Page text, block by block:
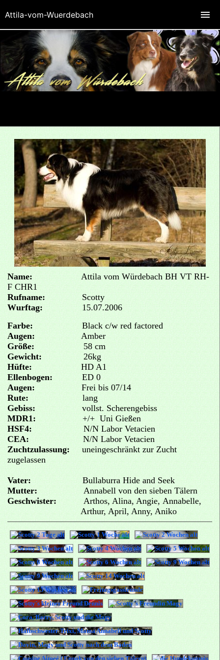
Name: Attila vom Würdebach BH VT RH-
F CHR1
Rufname: Scotty
Wurftag: 15.07.2006
Farbe: Black c/w red factored
Augen: Amber
Größe: 58 cm
Gewicht: 26kg
Hüfte: HD A1
Ellenbogen: ED 0
Augen: Frei bis 07/14
Rute: lang
Gebiss: vollst. Scherengebiss
MDR1: +/+ Uni Gießen
HSF4: N/N Labor Vetacien
CEA: N/N Labor Vetacien
Zuchtzulassung: uneingeschränkt zur Zucht
zugelassen
Vater: Bullaburra Hide and Seek
Mutter: Annabell von den sieben Tälern
Geschwister: Arthos, Alina, Angie, Annabelle,
Arthur, April, Anny, Aniko
Attila-vom-Wuerdebach